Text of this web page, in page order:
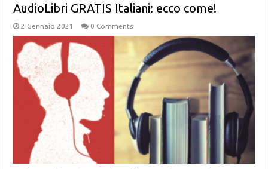
AudioLibri GRATIS Italiani: ecco come!
2 Gennaio 2021 0 Comments